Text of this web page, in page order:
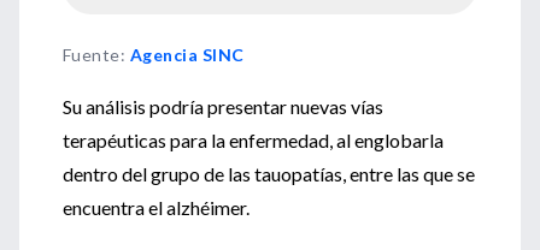
Fuente: Agencia SINC
Su análisis podría presentar nuevas vías
terapéuticas para la enfermedad, al englobarla
dentro del grupo de las tauopatías, entre las que se
encuentra el alzhéimer.